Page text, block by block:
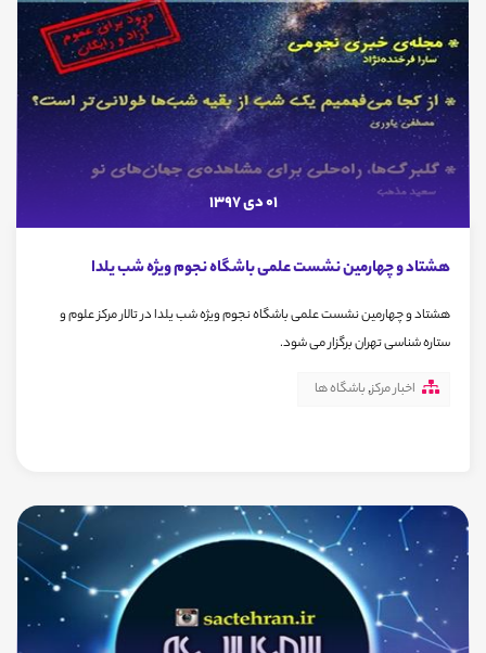
01 دی 1397
هشتاد و چهارمین نشست علمی باشگاه نجوم ویژه شب یلدا
هشتاد و چهارمین نشست علمی باشگاه نجوم ویژه شب یلدا در تالار مرکز علوم و
ستاره شناسی تهران برگزار می شود.
اخبار مرکز,باشگاه ها